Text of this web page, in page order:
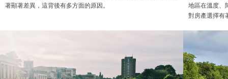
著顯著差異，這背後有多方面的原因。
地區在溫度、
對房產選擇有